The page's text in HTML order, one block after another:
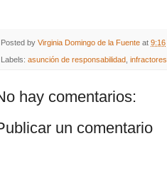
Posted by Virginia Domingo de la Fuente at 9:16
Labels: asunción de responsabilidad, infractores
hay comentarios:
un comentario